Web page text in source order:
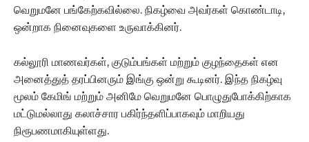
வெறுமனே பங்கேற்கவில்லை. நிகழ்வை அவர்கள் கொண்டாடி,
ஒன்றாக நினைவுகளை உருவாக்கினர்.
கல்லூரி மாணவர்கள், குடும்பங்கள் மற்றும் குழந்தைகள் என
அனைத்துத் தரப்பினரும் இங்கு ஒன்று கூடினர். இந்த நிகழ்வு
மூலம் கேமிங் மற்றும் அனிமே வெறுமனே பொழுதுபோக்கிற்காக
மட்டுமல்லாது கலாச்சார பகிர்ந்தளிப்பாகவும் மாறியது
நிரூபணமாகியுள்ளது.